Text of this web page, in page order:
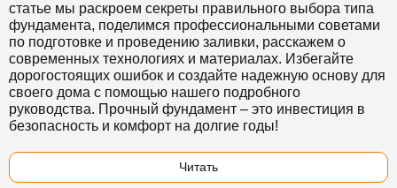
статье мы раскроем секреты правильного выбора типа
фундамента, поделимся профессиональными советами
по подготовке и проведению заливки, расскажем о
современных технологиях и материалах. Избегайте
дорогостоящих ошибок и создайте надежную основу для
своего дома с помощью нашего подробного
руководства. Прочный фундамент – это инвестиция в
безопасность и комфорт на долгие годы!
Читать